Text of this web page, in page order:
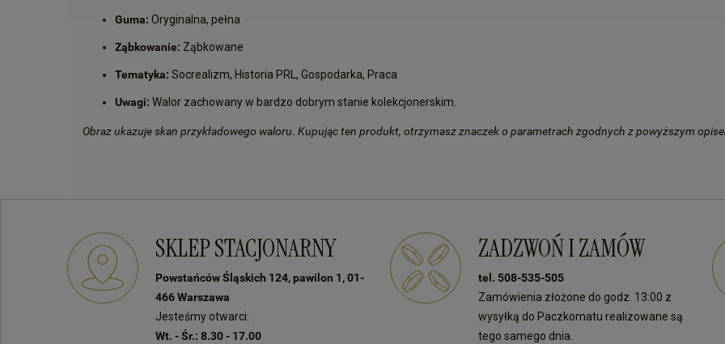
Guma: Oryginalna, pełna
Ząbkowanie: Ząbkowane
Tematyka: Socrealizm, Historia PRL, Gospodarka, Praca
Uwagi: Walor zachowany w bardzo dobrym stanie kolekcjonerskim.
Obraz ukazuje skan przykładowego waloru. Kupując ten produkt, otrzymasz znaczek o parametrach zgodnych z powyższym
SKLEP STACJONARNY
Powstańców Śląskich 124, pawilon 1, 01-
466 Warszawa
Jesteśmy otwarci:
Wt. - Śr.: 8.30 - 17.00
ZADZWOŃ I ZAMÓW
tel. 508-535-505
Zamówienia złożone do godz. 13:00 z
wysyłką do Paczkomatu realizowane są
tego samego dnia.